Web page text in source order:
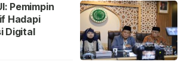
Pemimpin
Hadapi
Digital